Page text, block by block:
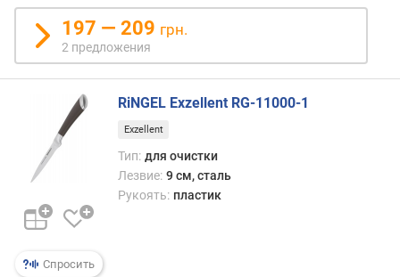
197 — 209 грн.
2 предложения
Спросить
RiNGEL Exzellent RG-11000-1
Exzellent
Тип: для очистки
Лезвие: 9 см, сталь
Рукоять: пластик